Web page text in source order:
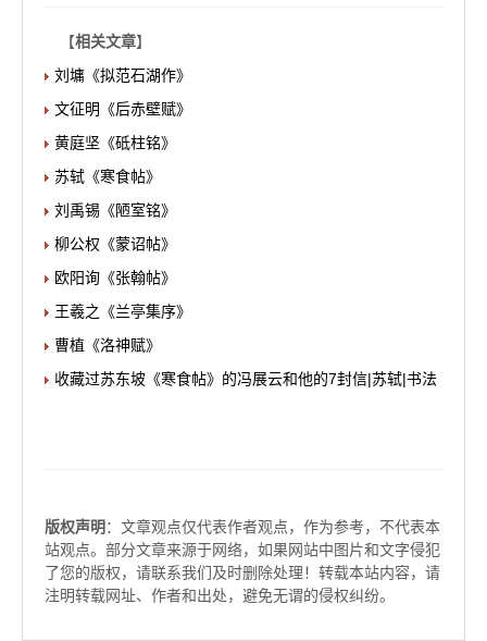
【相关文章】
刘墉《拟范石湖作》
文征明《后赤壁赋》
黄庭坚《砥柱铭》
苏轼《寒食帖》
刘禹锡《陋室铭》
柳公权《蒙诏帖》
欧阳询《张翰帖》
王羲之《兰亭集序》
曹植《洛神赋》
收藏过苏东坡《寒食帖》的冯展云和他的7封信|苏轼|书法
版权声明 ：文章观点仅代表作者观点，作为参考，不代表本
站观点。部分文章来源于网络，如果网站中图片和文字侵犯
了您的版权，请联系我们及时删除处理！转载本站内容，请
注明转载网址、作者和出处，避免无谓的侵权纠纷。